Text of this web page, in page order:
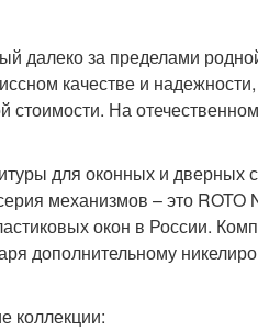
далеко за пределами
качестве и
стоимости. На
для оконных и дверных
механизмов – это ROTO
окон в России.
дополнительному
коллекции: